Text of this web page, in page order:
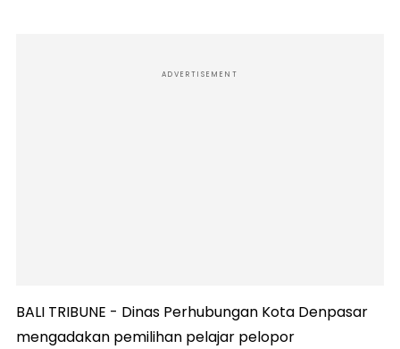
ADVERTISEMENT
BALI TRIBUNE - Dinas Perhubungan Kota Denpasar
mengadakan pemilihan pelajar pelopor